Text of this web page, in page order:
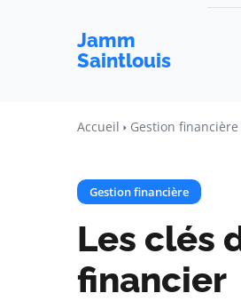
Jamm
Saintlouis
Accueil Gestion financière
Gestion financière
Les clés
financier